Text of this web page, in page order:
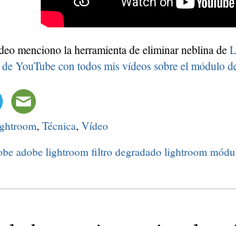
menciono la herramienta de eliminar neblina de
YouTube con todos mis vídeos sobre el módulo
, Técnica, Vídeo
adobe lightroom filtro degradado lightroom